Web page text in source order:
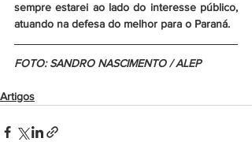
sempre estarei ao lado do interesse público,
atuando na defesa do melhor para o Paraná.
FOTO: SANDRO NASCIMENTO / ALEP
Artigos